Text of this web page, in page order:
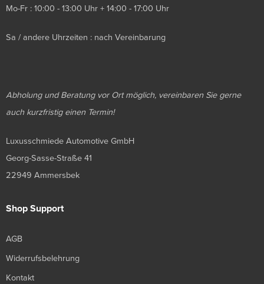
Mo-Fr : 10:00 - 13:00 Uhr + 14:00 - 17:00 Uhr
Sa / andere Uhrzeiten : nach Vereinbarung
Abholung und Beratung vor Ort möglich, vereinbaren Sie gerne
auch kurzfristig einen Termin!
Luxusschmiede Automotive GmbH
Georg-Sasse-Straße 41
22949 Ammersbek
Shop Support
AGB
Widerrufsbelehrung
Kontakt